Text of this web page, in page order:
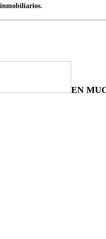
inmobiliarios.
EN